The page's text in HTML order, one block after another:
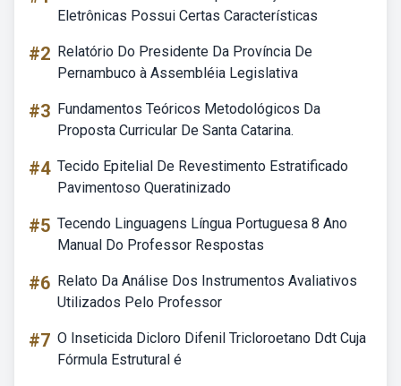
Eletrônicas Possui Certas Características
#2 Relatório Do Presidente Da Província De
Pernambuco à Assembléia Legislativa
#3 Fundamentos Teóricos Metodológicos Da
Proposta Curricular De Santa Catarina.
#4 Tecido Epitelial De Revestimento Estratificado
Pavimentoso Queratinizado
#5 Tecendo Linguagens Língua Portuguesa 8 Ano
Manual Do Professor Respostas
#6 Relato Da Análise Dos Instrumentos Avaliativos
Utilizados Pelo Professor
#7 O Inseticida Dicloro Difenil Tricloroetano Ddt Cuja
Fórmula Estrutural é